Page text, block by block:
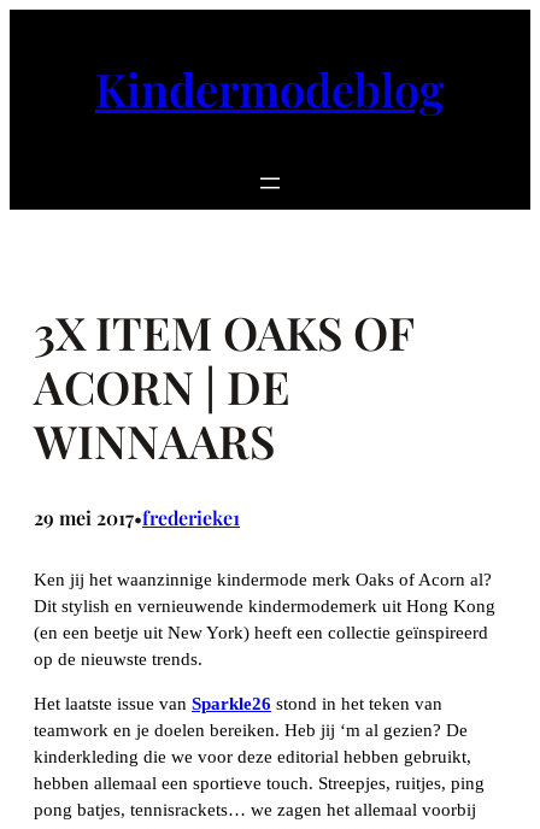
Kindermodeblog
3X ITEM OAKS OF
ACORN | DE
WINNAARS
29 mei 2017•frederieke1
Ken jij het waanzinnige kindermode merk Oaks of Acorn al?
Dit stylish en vernieuwende kindermodemerk uit Hong Kong
(en een beetje uit New York) heeft een collectie geïnspireerd
op de nieuwste trends.
Het laatste issue van Sparkle26 stond in het teken van
teamwork en je doelen bereiken. Heb jij ‘m al gezien? De
kinderkleding die we voor deze editorial hebben gebruikt,
hebben allemaal een sportieve touch. Streepjes, ruitjes, ping
pong batjes, tennisrackets… we zagen het allemaal voorbij